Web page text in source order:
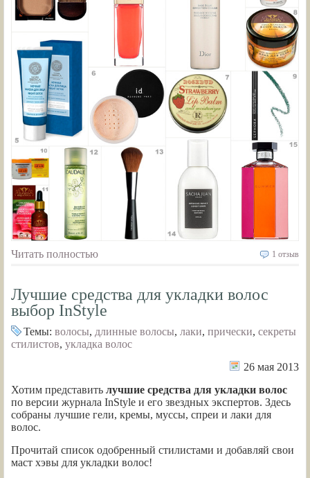
Читать полностью 1 отзыв
Лучшие средства для укладки волос
выбор InStyle
Темы: волосы, длинные волосы, лаки, прически, секреты
стилистов, укладка волос
26 мая 2013
Хотим представить лучшие средства для укладки волос
по версии журнала InStyle и его звездных экспертов. Здесь
собраны лучшие гели, кремы, муссы, спреи и лаки для
волос.
Прочитай список одобренный стилистами и добавляй свои
маст хэвы для укладки волос!